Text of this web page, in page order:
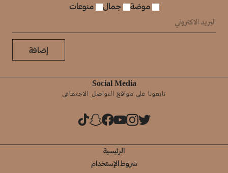
موضة جمال منوعات
إضافة
Social Media
تابعونا على مواقع التواصل الاجتماعي
الرئيسية
شروط الإستخدام